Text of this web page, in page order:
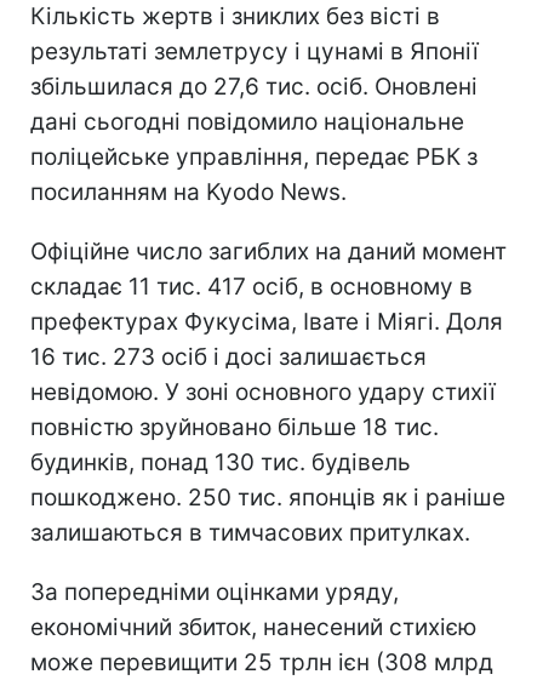
Кількість жертв і зниклих без вісті в
результаті землетрусу і цунамі в Японії
збільшилася до 27,6 тис. осіб. Оновлені
дані сьогодні повідомило національне
поліцейське управління, передає РБК з
посиланням на Kyodo News.
Офіційне число загиблих на даний момент
складає 11 тис. 417 осіб, в основному в
префектурах Фукусіма, Івате і Міягі. Доля
16 тис. 273 осіб і досі залишається
невідомою. У зоні основного удару стихії
повністю зруйновано більше 18 тис.
будинків, понад 130 тис. будівель
пошкоджено. 250 тис. японців як і раніше
залишаються в тимчасових притулках.
За попередніми оцінками уряду,
економічний збиток, нанесений стихією
може перевищити 25 трлн ієн (308 млрд